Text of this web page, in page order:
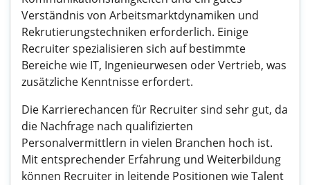
Verständnis von Arbeitsmarktdynamiken und
Rekrutierungstechniken erforderlich. Einige
Recruiter spezialisieren sich auf bestimmte
Bereiche wie IT, Ingenieurwesen oder Vertrieb, was
zusätzliche Kenntnisse erfordert.
Die Karrierechancen für Recruiter sind sehr gut, da
die Nachfrage nach qualifizierten
Personalvermittlern in vielen Branchen hoch ist.
Mit entsprechender Erfahrung und Weiterbildung
können Recruiter in leitende Positionen wie Talent